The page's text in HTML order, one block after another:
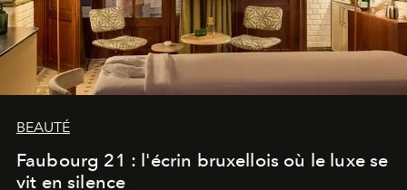
BEAUTÉ
Faubourg 21 : l'écrin bruxellois où le luxe se
vit en silence